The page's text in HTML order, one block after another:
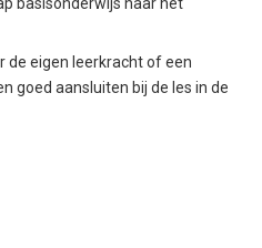
de eigen leerkracht of een
goed aansluiten bij de les in de